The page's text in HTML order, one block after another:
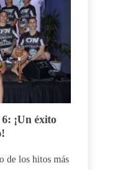
¡Un éxito
de los hitos más